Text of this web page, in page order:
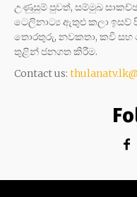
උණුසුම් පුවත්, සම්මුඛ
ටෙලිනාට්‍ය ඇතුළු කලා ඉසව්
තොරතුරු, නවකතා, කවි සහ
තුළින් ජනගත කිරීම.
Contact us: